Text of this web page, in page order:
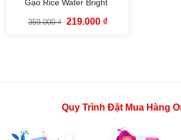
Gạo Rice Water Bright
miếng)
359.000₫ Giá
219.000 ₫Giá
Quy Trình Đặt Mua Hàng